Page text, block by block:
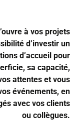
à vos projets
d’investir un
d’accueil pour
sa capacité,
attentes et vous
événements, en
avec vos clients
ou collègues.